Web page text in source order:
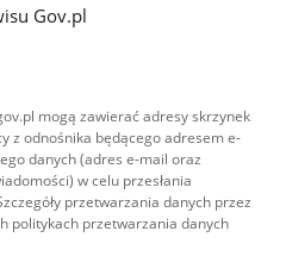
Gov.pl
mogą zawierać adresy skrzynek
z odnośnika będącego adresem e-
danych (adres e-mail oraz
w celu przesłania
przetwarzania danych przez
politykach przetwarzania danych